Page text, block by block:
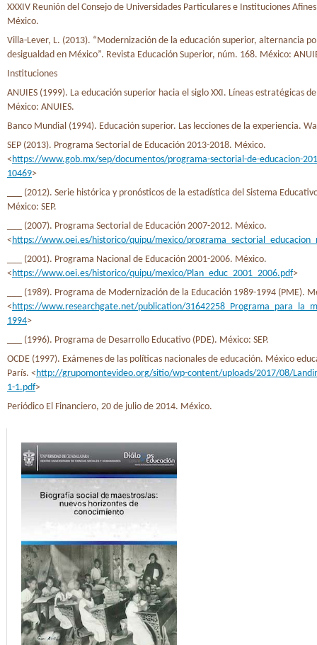
XXXIV Reunión del Consejo de Universidades Particulares e Instituciones Afines
México.
Villa-Lever, L. (2013). “Modernización de la educación superior, alternancia
desigualdad en México”. Revista Educación Superior, núm. 168. México:
Instituciones
ANUIES (1999). La educación superior hacia el siglo XXI. Líneas estratégicas
México: ANUIES.
Banco Mundial (1994). Educación superior. Las lecciones de la experiencia.
SEP (2013). Programa Sectorial de Educación 2013-2018. México.
<https://www.gob.mx/sep/documentos/programa-sectorial-de-educacion-
10469>
___ (2012). Serie histórica y pronósticos de la estadística del Sistema
México: SEP.
___ (2007). Programa Sectorial de Educación 2007-2012. México.
<https://www.oei.es/historico/quipu/mexico/
___ (2001). Programa Nacional de Educación 2001-2006. México.
<https://www.oei.es/historico/quipu/mexico/Plan_educ_2001_2006.pdf>
___ (1989). Programa de Modernización de la Educación 1989-1994 (PME).
<https://www.researchgate.net/publication/
1994>
___ (1996). Programa de Desarrollo Educativo (PDE). México: SEP.
OCDE (1997). Exámenes de las políticas nacionales de educación. México
París. <http://grupomontevideo.org/sitio/wp-content/uploads/2017/08/
1-1.pdf>
Periódico El Financiero, 20 de julio de 2014. México.